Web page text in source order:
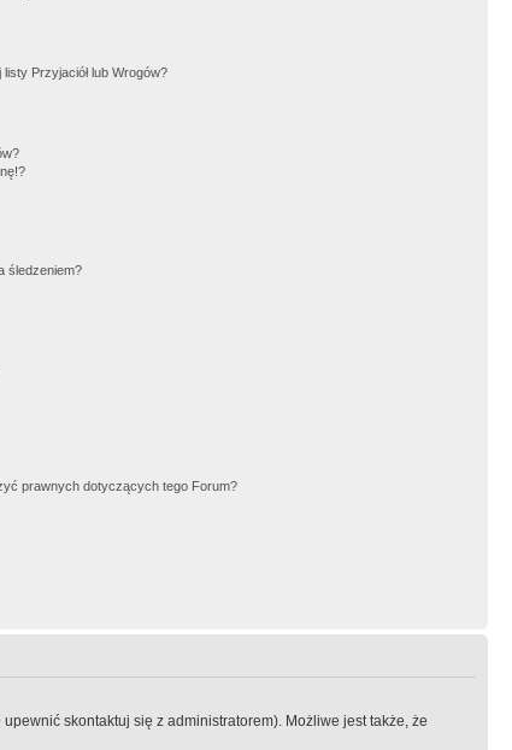
Przyjaciół lub Wrogów?
śledzeniem?
prawnych dotyczących tego Forum?
skontaktuj się z administratorem). Możliwe jest także, że